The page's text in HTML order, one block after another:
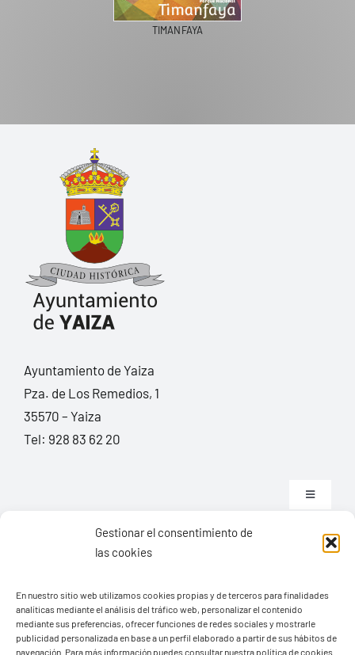
Gestionar el consentimiento de
las cookies
En nuestro sitio web utilizamos cookies propias y de terceros para finalidades
analíticas mediante el análisis del tráfico web, personalizar el contenido
mediante sus preferencias, ofrecer funciones de redes sociales y mostrarle
publicidad personalizada en base a un perfil elaborado a partir de sus hábitos de
navegación. Para más información puedes consultar nuestra política de cookies
TIMANFAYA
Ayuntamiento de Yaiza
Pza. de Los Remedios, 1
35570 – Yaiza
Tel: 928 83 62 20
Toggle
Política de privacidad
© Copyright2026 Ayuntamiento de Yaiza - Todos los
derechos reservads
Diseño web Solucionet.com&Cibernatural